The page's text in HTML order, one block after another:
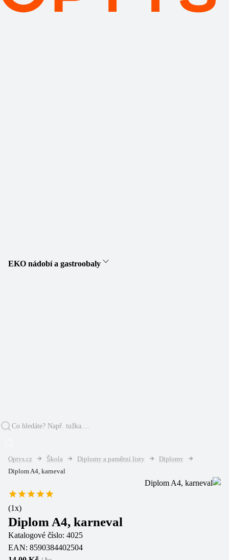
EKO nádobí a gastroobaly
Optys.cz Škola Diplomy a pamětní listy
Diplomy
Diplom A4, karneval
(1x)
Diplom A4, karneval
Katalogové číslo: 4025
EAN: 8590384402504